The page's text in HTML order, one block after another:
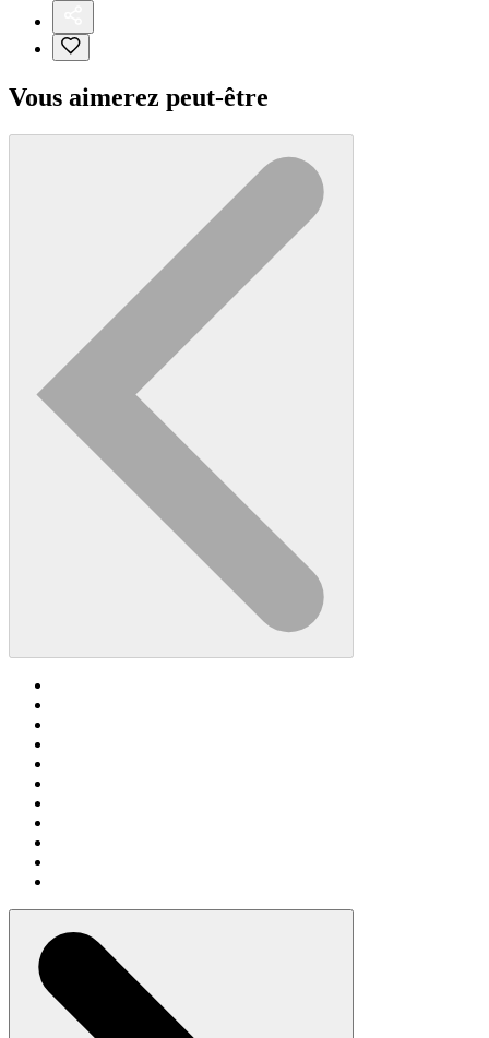
Vous aimerez peut-être